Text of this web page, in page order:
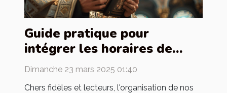
Guide pratique pour
intégrer les horaires de
messes dans votre
quotidien
Dimanche 23 mars 2025 01:40
Chers fidèles et lecteurs, l'organisation de nos